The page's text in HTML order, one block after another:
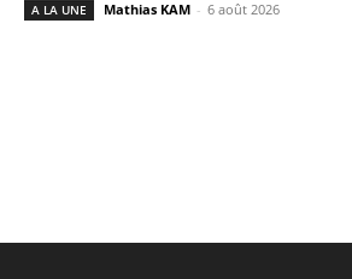
A LA UNE Mathias KAM - 6 août 2026